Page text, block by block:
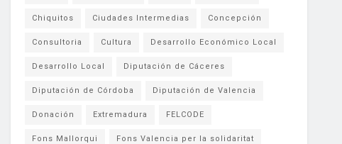
Chiquitos Ciudades Intermedias Concepción
Consultoria Cultura Desarrollo Económico Local
Desarrollo Local Diputación de Cáceres
Diputación de Córdoba Diputación de Valencia
Donación Extremadura FELCODE
Fons Mallorqui Fons Valencia per la solidaritat